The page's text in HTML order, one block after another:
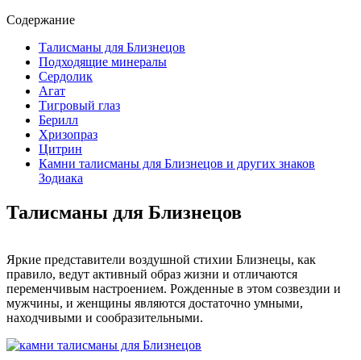
Содержание
Талисманы для Близнецов
Подходящие минералы
Сердолик
Агат
Тигровый глаз
Берилл
Хризопраз
Цитрин
Камни талисманы для Близнецов и других знаков
Зодиака
Талисманы для Близнецов
Яркие представители воздушной стихии Близнецы, как
правило, ведут активный образ жизни и отличаются
переменчивым настроением. Рожденные в этом созвездии и
мужчины, и женщины являются достаточно умными,
находчивыми и сообразительными.